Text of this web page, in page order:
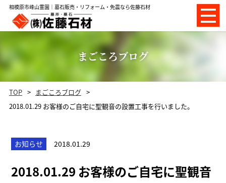
相模原市峰山霊園｜墓石販売・リフォーム・免震なら佐藤石材
まごころブログ
TOP
まごころブログ
2018.01.29 お客様のご自宅に聖観音の設置工事を行いました。
お知らせ 2018.01.29
2018.01.29 お客様のご自宅に聖観音